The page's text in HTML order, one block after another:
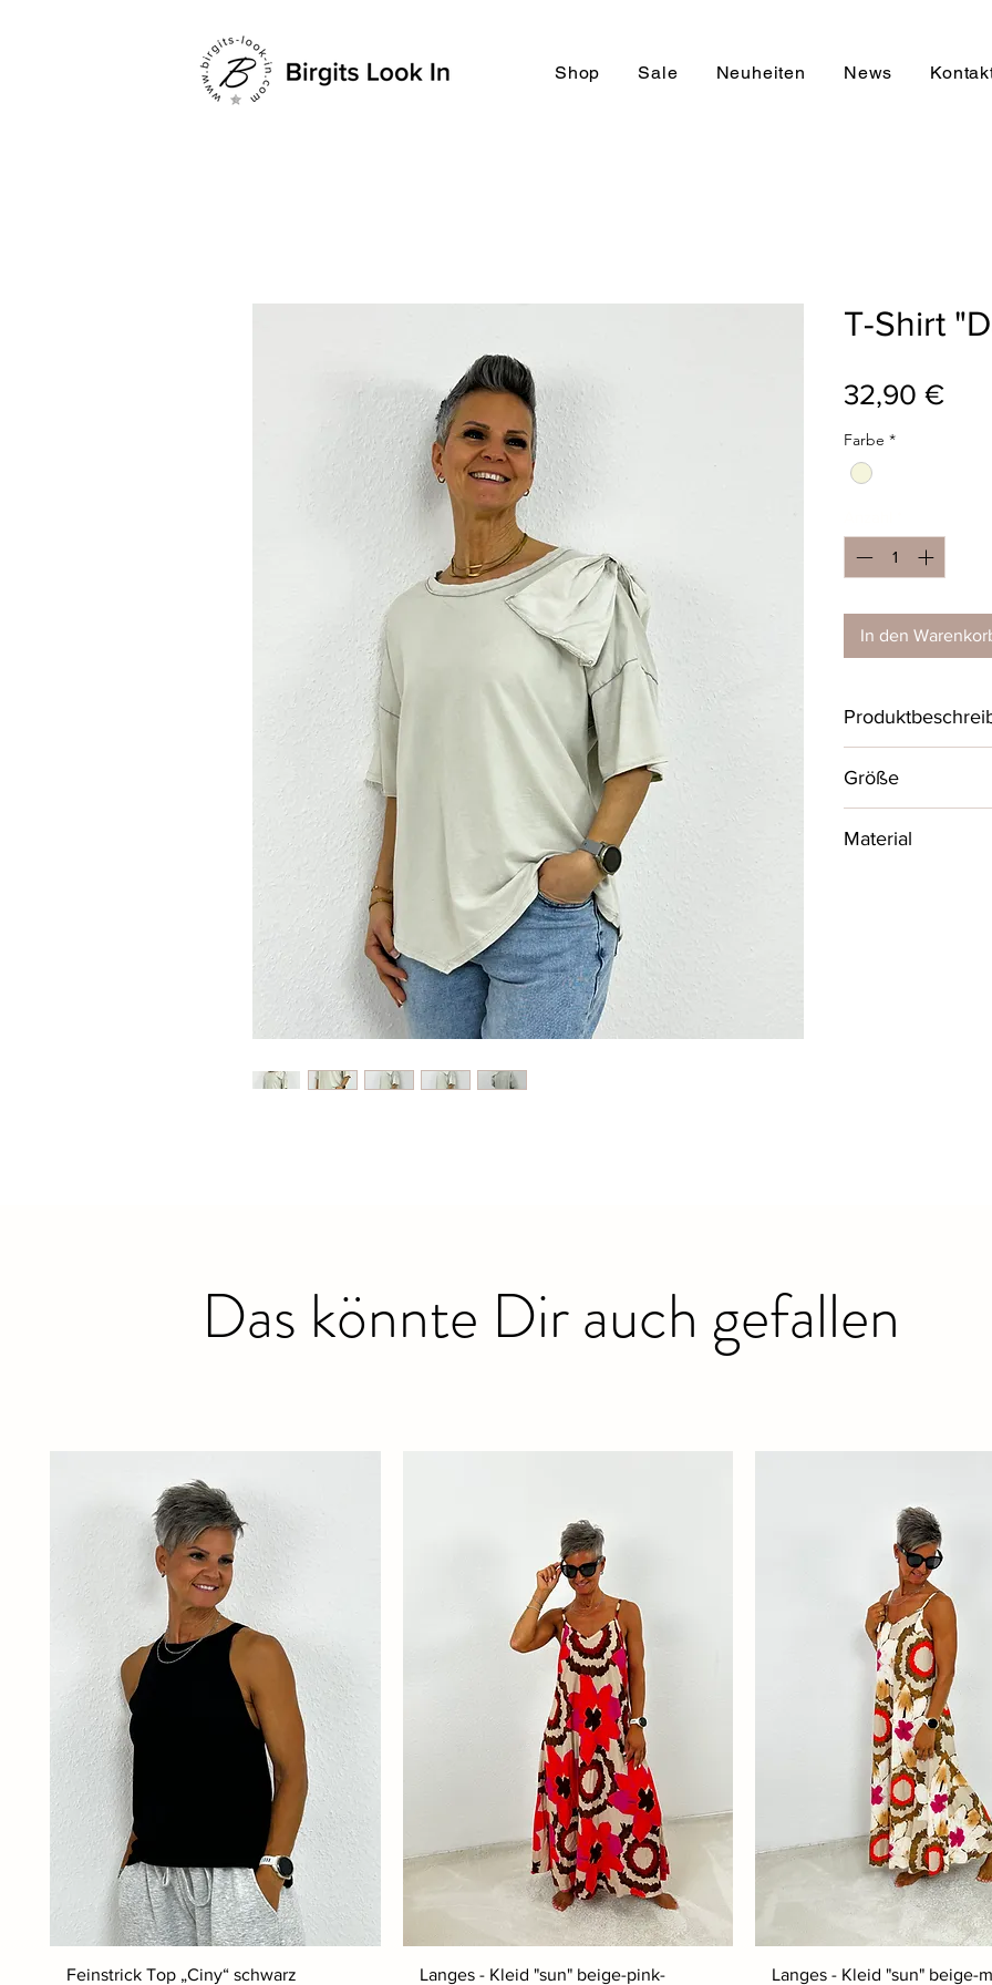
Shop Sale Neuheiten News
T-Shirt
32,90 €Preis
Farbe *
In den
Rundhals und
Schulter.
Größe
AA- Maß 60 cm
Material
Das könnte Dir auch gefallen
Feinstrick Top „Ciny“ schwarz Langes - Kleid "sun" beige-pink- Langes - Kleid "sun" beige-